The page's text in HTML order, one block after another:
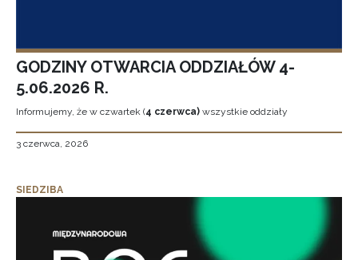
GODZINY OTWARCIA ODDZIAŁÓW 4-
5.06.2026 R.
Informujemy, że w czwartek (4 czerwca) wszystkie oddziały
3 czerwca, 2026
SIEDZIBA